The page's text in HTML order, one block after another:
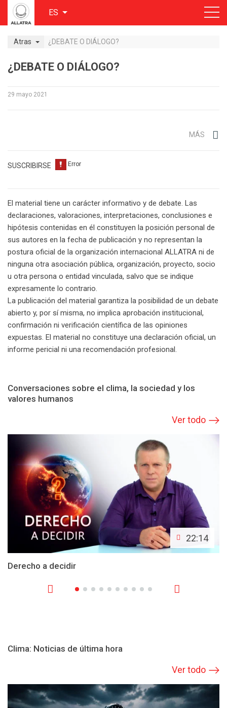
ES
Atras ¿DEBATE O DIÁLOGO?
¿DEBATE O DIÁLOGO?
29 mayo 2021
MÁS
SUSCRIBIRSE
El material tiene un carácter informativo y de debate. Las
declaraciones, valoraciones, interpretaciones, conclusiones e
hipótesis contenidas en él constituyen la posición personal de
sus autores en la fecha de publicación y no representan la
postura oficial de la organización internacional ALLATRA ni de
ninguna otra asociación pública, organización, proyecto, socio
u otra persona o entidad vinculada, salvo que se indique
expresamente lo contrario.
La publicación del material garantiza la posibilidad de un debate
abierto y, por sí misma, no implica aprobación institucional,
confirmación ni verificación científica de las opiniones
expuestas. El material no constituye una declaración oficial, un
informe pericial ni una recomendación profesional.
Conversaciones sobre el clima, la sociedad y los
valores humanos
Ver todo
22:14
Derecho a decidir
Clima: Noticias de última hora
Ver todo